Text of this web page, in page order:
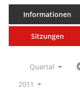
Informationen
Sitzungen
Quartal
2011